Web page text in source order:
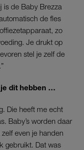
is de Baby Brezza
de fles
zo
Je drukt op
stel je zelf de
dit hebben …
Die heeft me echt
Baby’s worden daar
even je handen
gebruikt. Dat was